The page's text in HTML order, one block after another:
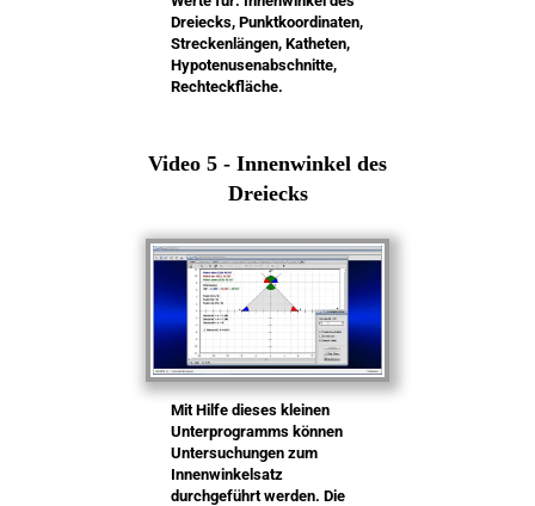
Dreiecks, Punktkoordinaten,
Streckenlängen, Katheten,
Hypotenusenabschnitte,
Rechteckfläche.
Video 5 - Innenwinkel des
Dreiecks
Mit Hilfe dieses kleinen
Unterprogramms können
Untersuchungen zum
Innenwinkelsatz
durchgeführt werden. Die